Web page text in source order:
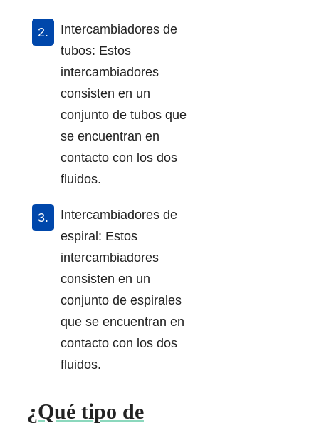
Intercambiadores de
tubos: Estos
intercambiadores
consisten en un
conjunto de tubos que
se encuentran en
contacto con los dos
fluidos.
Intercambiadores de
espiral: Estos
intercambiadores
consisten en un
conjunto de espirales
que se encuentran en
contacto con los dos
fluidos.
¿Qué tipo de